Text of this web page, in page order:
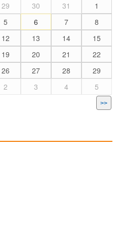
29 30 31
1
5 6 7
8
12 13 14
15
19 20 21
22
26 27 28
29
2 3 4 5
>>